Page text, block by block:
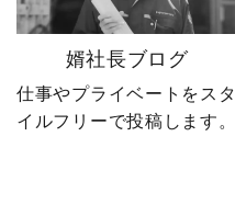
婿社長ブログ
仕事やプライベートをスタ
イルフリーで投稿します。